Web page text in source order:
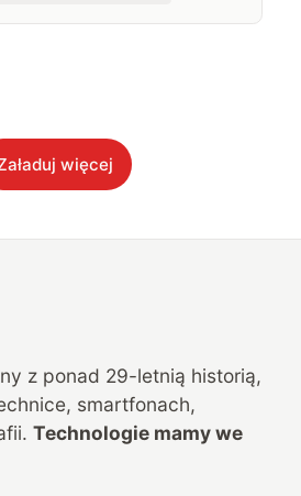
więcej
z ponad 29-letnią historią,
smartfonach,
Technologie mamy we